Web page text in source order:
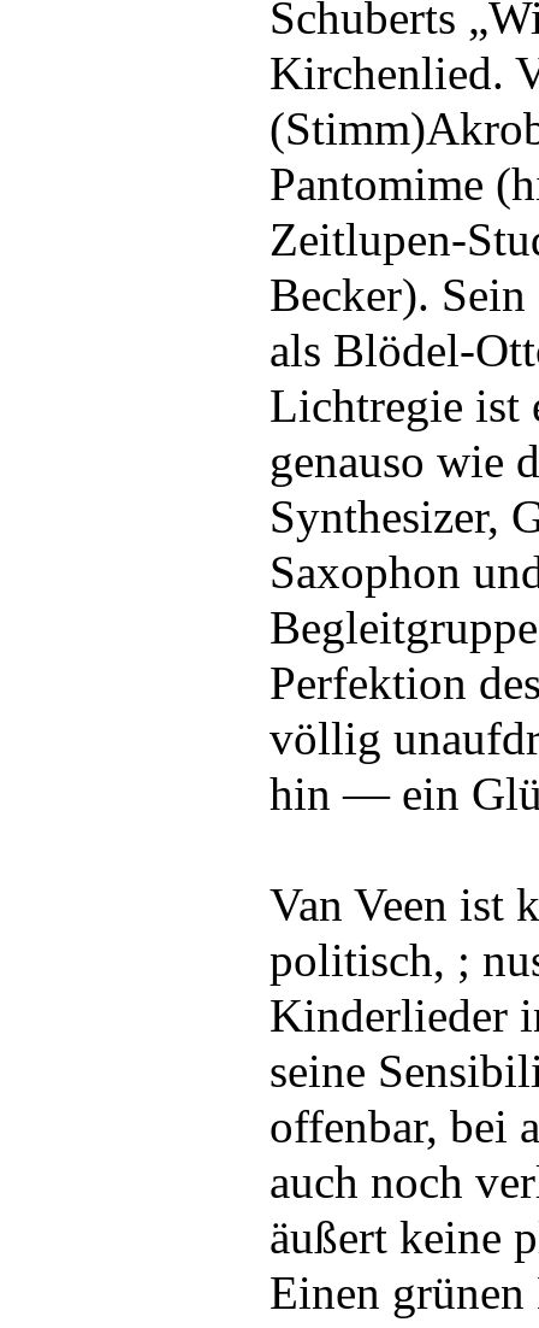
Schuberts
Kirchenlied.
Pantomime
Zeitlupen-
Becker).
als Blödel-
Lichtregie ist
genauso wie
Synthesizer,
Saxophon
Perfektion
völlig
hin — ein
Van Veen ist
politisch, ;
Kinderlieder
seine
offenbar, bei
auch noch
äußert keine
Einen